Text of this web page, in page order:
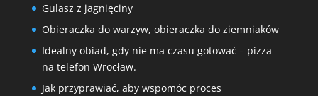
Gulasz z jagnięciny
Obieraczka do warzyw, obieraczka do ziemniaków
Idealny obiad, gdy nie ma czasu gotować – pizza
na telefon Wrocław.
Jak przyprawiać, aby wspomóc proces